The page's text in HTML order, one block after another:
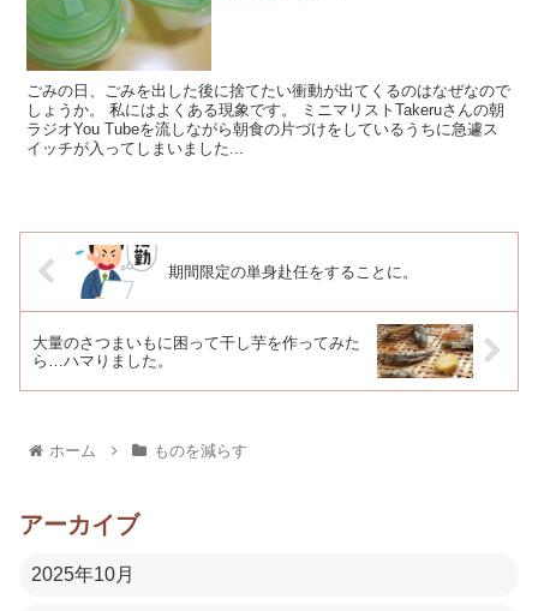
ごみの日、ごみを出した後に捨てたい衝動が出てくるのはなぜなので
しょうか。 私にはよくある現象です。 ミニマリストTakeruさんの朝
ラジオYou Tubeを流しながら朝食の片づけをしているうちに急遽ス
イッチが入ってしまいました...
期間限定の単身赴任をすることに。
大量のさつまいもに困って干し芋を作ってみた
ら…ハマりました。
ホーム ものを減らす
アーカイブ
2025年10月